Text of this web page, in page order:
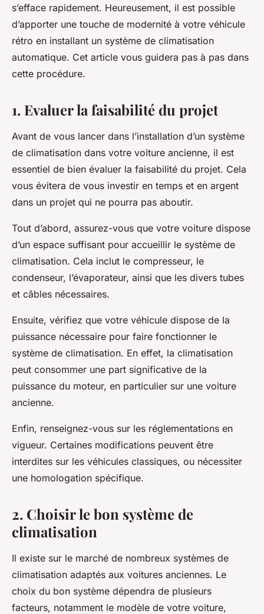
Valentin• 4 octobre 2024•6 min de lecture
s’efface rapidement. Heureusement, il est possible
d’apporter une touche de modernité à votre véhicule
rétro en installant un système de climatisation
automatique. Cet article vous guidera pas à pas dans
cette procédure.
1. Evaluer la faisabilité du projet
Avant de vous lancer dans l’installation d’un système
de climatisation dans votre voiture ancienne, il est
essentiel de bien évaluer la faisabilité du projet. Cela
vous évitera de vous investir en temps et en argent
dans un projet qui ne pourra pas aboutir.
Tout d’abord, assurez-vous que votre voiture dispose
d’un espace suffisant pour accueillir le système de
climatisation. Cela inclut le compresseur, le
condenseur, l’évaporateur, ainsi que les divers tubes
et câbles nécessaires.
Ensuite, vérifiez que votre véhicule dispose de la
puissance nécessaire pour faire fonctionner le
système de climatisation. En effet, la climatisation
peut consommer une part significative de la
puissance du moteur, en particulier sur une voiture
ancienne.
Enfin, renseignez-vous sur les réglementations en
vigueur. Certaines modifications peuvent être
interdites sur les véhicules classiques, ou nécessiter
une homologation spécifique.
2. Choisir le bon système de
climatisation
Il existe sur le marché de nombreux systèmes de
climatisation adaptés aux voitures anciennes. Le
choix du bon système dépendra de plusieurs
facteurs, notamment le modèle de votre voiture,